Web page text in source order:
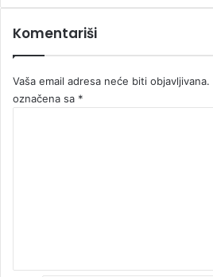
Komentariši
Vaša email adresa neće biti objavljivana.
označena sa *